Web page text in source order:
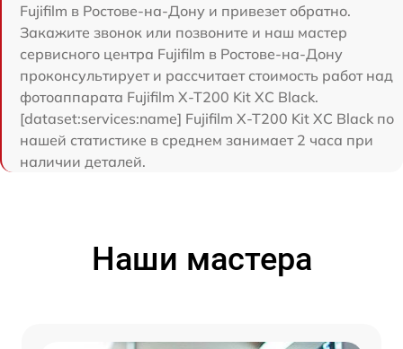
Fujifilm в Ростове-на-Дону и привезет обратно.
Закажите звонок или позвоните и наш мастер
сервисного центра Fujifilm в Ростове-на-Дону
проконсультирует и рассчитает стоимость работ над
фотоаппарата Fujifilm X-T200 Kit XC Black.
[dataset:services:name] Fujifilm X-T200 Kit XC Black по
нашей статистике в среднем занимает 2 часа при
наличии деталей.
Наши мастера